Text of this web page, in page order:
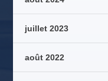
juillet 2023
août 2022